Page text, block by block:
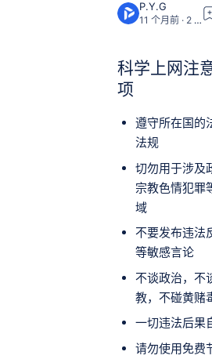
11 个月前 2
科学上网注
项
遵守所在国的
法规
切勿用于涉及
宗教色情犯罪
域
不要发布违法
等敏感言论
不谈政治，不
教，不碰黄赌
一切违法后果
请勿使用免费